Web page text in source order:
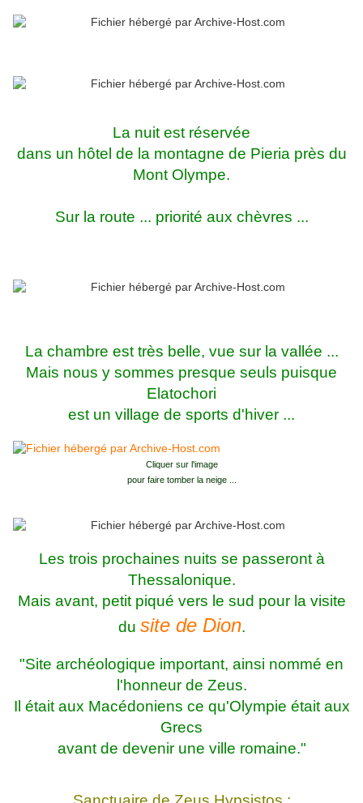
La nuit est réservée
dans un hôtel de la montagne de Pieria près du
Mont Olympe.
Sur la route ... priorité aux chèvres ...
La chambre est très belle, vue sur la vallée ...
Mais nous y sommes presque seuls puisque
Elatochori
est un village de sports d'hiver ...
Cliquer sur l'image
pour faire tomber la neige ...
Les trois prochaines nuits se passeront à
Thessalonique.
Mais avant, petit piqué vers le sud pour la visite
du site de Dion.
"Site archéologique important, ainsi nommé en
l'honneur de Zeus.
Il était aux Macédoniens ce qu'Olympie était aux
Grecs
avant de devenir une ville romaine."